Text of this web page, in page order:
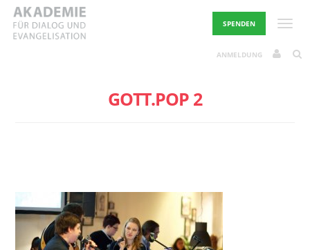
Skip
content
SPENDEN
ANMELDUNG
GOTT.POP 2